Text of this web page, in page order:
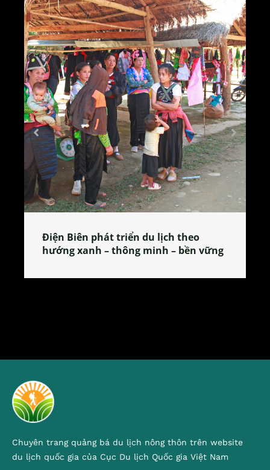
Làng làm bánh tẻ Phú Nhi – nơi lan
tỏa đặc sản xứ Đoài
Chuyên trang quảng bá du lịch nông thôn trên website
du lịch quốc gia của Cục Du lịch Quốc gia Việt Nam